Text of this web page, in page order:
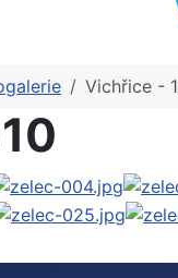
Vichřice -